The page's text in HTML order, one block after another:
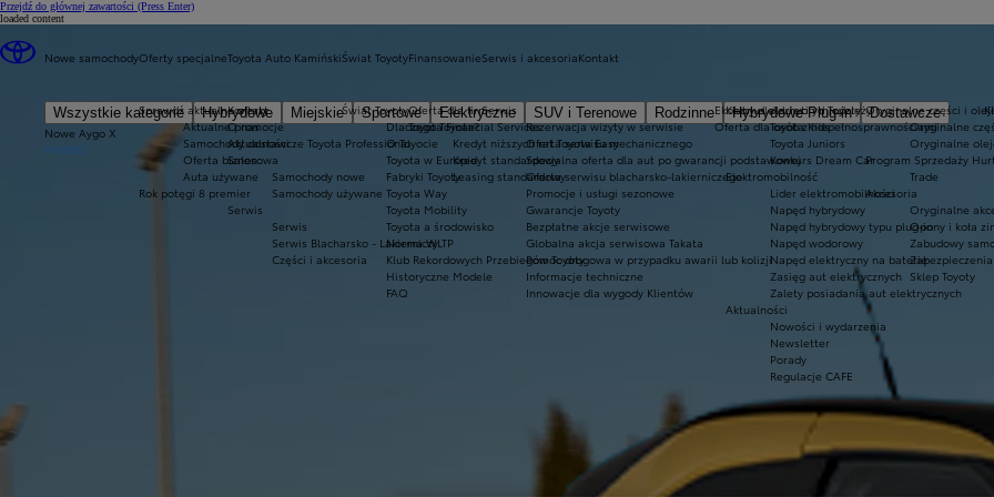
Przejdź do głównej zawartości (Press Enter)
Nowe samochody
Wszystkie kategorie Hybrydowe Miejskie Sportowe Elektryczne SUV i Terenowe Rodzinne Hybrydowe Plug-in
Dostawcze
Nowe Aygo X
HYBRID
Oferty specjalne
Sprawdź aktualne oferty
Aktualne promocje
Samochody dostawcze Toyota Professional
Oferta biznesowa
Auta używane
Rok potęgi 8 premier
Ekobonus dla hybryd Toyoty
Oferta dla osób z niepełnosprawnościami
Toyota Auto Kamiński
Kontakt
O nas
Aktualności
Salon
Samochody nowe
Samochody używane
Serwis
Serwis
Serwis Blacharsko - Lakierniczy
Części i akcesoria
Świat Toyoty
Świat Toyoty
Dlaczego Toyota?
O Toyocie
Toyota w Europie
Fabryki Toyoty
Toyota Way
Toyota Mobility
Toyota a środowisko
Norma WLTP
Klub Rekordowych Przebiegów Toyoty
Historyczne Modele
FAQ
Kluby dla dzieci i młodzieży
Toyota Kids
Toyota Juniors
Konkurs Dream Car
Elektromobilność
Lider elektromobilności
Napęd hybrydowy
Napęd hybrydowy typu plug-in
Napęd wodorowy
Napęd elektryczny na baterię
Zasięg aut elektrycznych
Zalety posiadania aut elektrycznych
Aktualności
Nowości i wydarzenia
Newsletter
Porady
Regulacje CAFE
Finansowanie
Oferta dla firm
Toyota Financial Services
Kredyt niższych rat Toyota Easy
Kredyt standardowy
Leasing standardowy
Serwis i akcesoria
Serwis
Rezerwacja wizyty w serwisie
Oferta serwisu mechanicznego
Specjalna oferta dla aut po gwarancji podstawowej
Oferta serwisu blacharsko-lakierniczego
Promocje i usługi sezonowe
Gwarancje Toyoty
Bezpłatne akcje serwisowe
Globalna akcja serwisowa Takata
Pomoc drogowa w przypadku awarii lub kolizji
Informacje techniczne
Innowacje dla wygody Klientów
Oryginalne części i
Oryginalne
Oryginalne
Program Sprzedaży
Trade
Akcesoria
Oryginalne
Opony i koła
Zabudowy
Sklep Toyoty
Kontakt
loaded content